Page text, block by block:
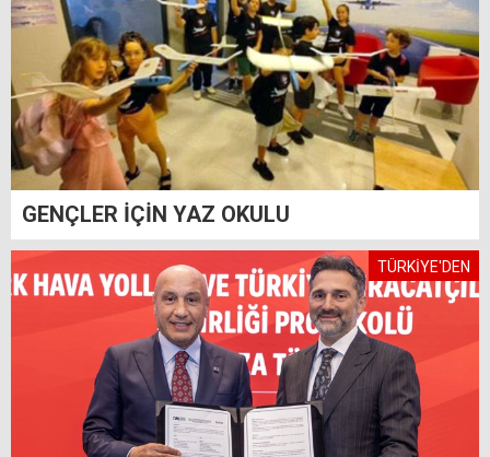
GENÇLER İÇİN YAZ OKULU
TÜRKİYE'DEN